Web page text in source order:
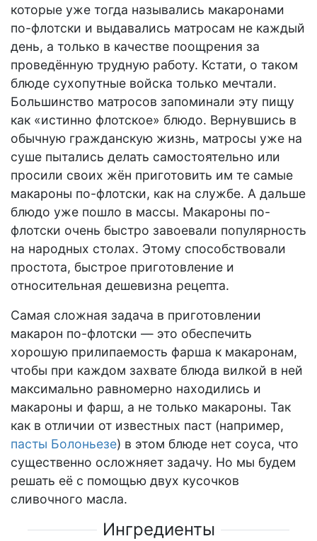
которые уже тогда назывались макаронами
по-флотски и выдавались матросам не каждый
день, а только в качестве поощрения за
проведённую трудную работу. Кстати, о таком
блюде сухопутные войска только мечтали.
Большинство матросов запоминали эту пищу
как «истинно флотское» блюдо. Вернувшись в
обычную гражданскую жизнь, матросы уже на
суше пытались делать самостоятельно или
просили своих жён приготовить им те самые
макароны по-флотски, как на службе. А дальше
блюдо уже пошло в массы. Макароны по-
флотски очень быстро завоевали популярность
на народных столах. Этому способствовали
простота, быстрое приготовление и
относительная дешевизна рецепта.
Самая сложная задача в приготовлении
макарон по-флотски — это обеспечить
хорошую прилипаемость фарша к макаронам,
чтобы при каждом захвате блюда вилкой в ней
максимально равномерно находились и
макароны и фарш, а не только макароны. Так
как в отличии от известных паст (например,
пасты Болоньезе) в этом блюде нет соуса, что
существенно осложняет задачу. Но мы будем
решать её с помощью двух кусочков
сливочного масла.
Ингредиенты